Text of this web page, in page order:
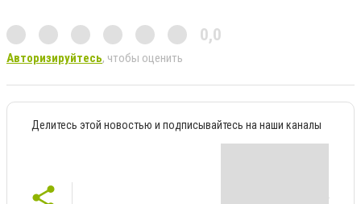
0,0
Авторизируйтесь, чтобы оценить
Делитесь этой новостью и подписывайтесь на наши каналы